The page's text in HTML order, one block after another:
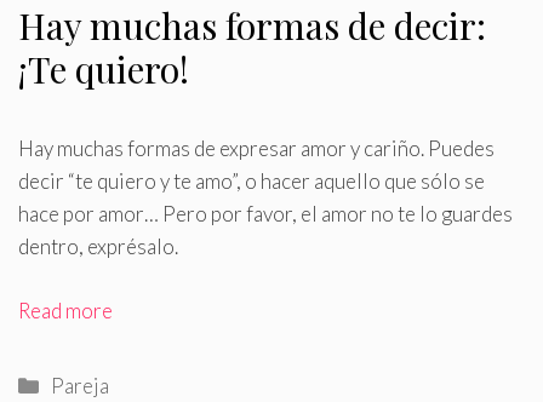
Hay muchas formas de decir:
¡Te quiero!
Hay muchas formas de expresar amor y cariño. Puedes
decir “te quiero y te amo”, o hacer aquello que sólo se
hace por amor… Pero por favor, el amor no te lo guardes
dentro, exprésalo.
Read more
Categorías
Pareja